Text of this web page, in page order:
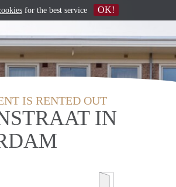
IS RENTED OUT
IN
for the best service OK!